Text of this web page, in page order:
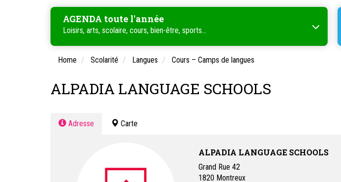
AGENDA toute l'année
Loisirs, arts, scolaire, cours, bien-être, sports...
Home Scolarité Langues Cours – Camps de langues
ALPADIA LANGUAGE SCHOOLS
Adresse Carte
ALPADIA LANGUAGE SCHOOLS
Grand Rue 42
1820 Montreux